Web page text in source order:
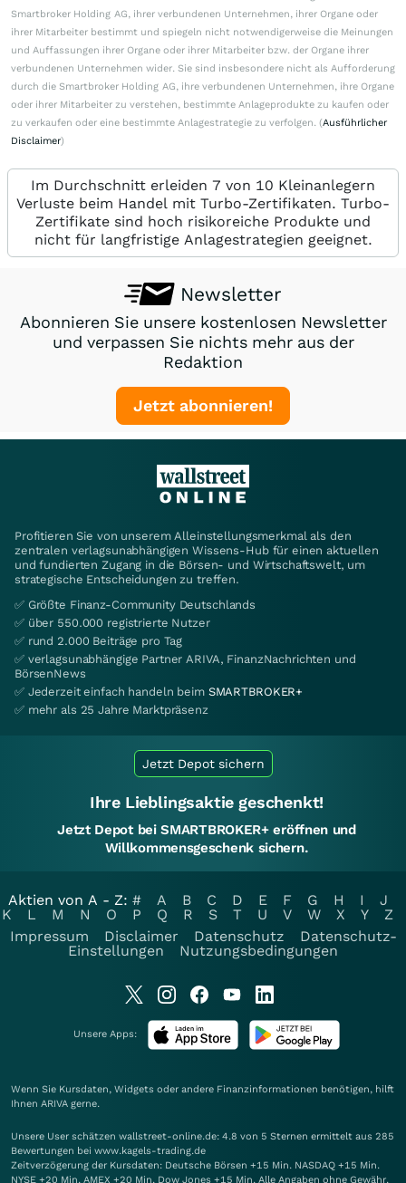
Smartbroker Holding AG, ihrer verbundenen Unternehmen, ihrer Organe oder
ihrer Mitarbeiter bestimmt und spiegeln nicht notwendigerweise die Meinungen
und Auffassungen ihrer Organe oder ihrer Mitarbeiter bzw. der Organe ihrer
verbundenen Unternehmen wider. Sie sind insbesondere nicht als Aufforderung
durch die Smartbroker Holding AG, ihre verbundenen Unternehmen, ihre Organe
oder ihrer Mitarbeiter zu verstehen, bestimmte Anlageprodukte zu kaufen oder
zu verkaufen oder eine bestimmte Anlagestrategie zu verfolgen. (Ausführlicher
Disclaimer)
Im Durchschnitt erleiden 7 von 10 Kleinanlegern
Verluste beim Handel mit Turbo-Zertifikaten. Turbo-
Zertifikate sind hoch risikoreiche Produkte und
nicht für langfristige Anlagestrategien geeignet.
Newsletter
Abonnieren Sie unsere kostenlosen Newsletter
und verpassen Sie nichts mehr aus der
Redaktion
Jetzt abonnieren!
Profitieren Sie von unserem Alleinstellungsmerkmal als den
zentralen verlagsunabhängigen Wissens-Hub für einen aktuellen
und fundierten Zugang in die Börsen- und Wirtschaftswelt, um
strategische Entscheidungen zu treffen.
✅ Größte Finanz-Community Deutschlands
✅ über 550.000 registrierte Nutzer
✅ rund 2.000 Beiträge pro Tag
✅ verlagsunabhängige Partner ARIVA, FinanzNachrichten und
BörsenNews
✅ Jederzeit einfach handeln beim SMARTBROKER+
✅ mehr als 25 Jahre Marktpräsenz
Jetzt Depot sichern
Ihre Lieblingsaktie geschenkt!
Jetzt Depot bei SMARTBROKER+ eröffnen und
Willkommensgeschenk sichern.
Aktien von A - Z: # A B C D E F G H I
J
K
L M N O P Q R S T U V W X Y
Z
Impressum
Disclaimer Datenschutz
Datenschutz-
Einstellungen
Nutzungsbedingungen
Unsere Apps:
Wenn Sie Kursdaten, Widgets oder andere Finanzinformationen benötigen, hilft
Ihnen ARIVA gerne.
Unsere User schätzen wallstreet-online.de: 4.8 von 5 Sternen ermittelt aus 285
Bewertungen bei www.kagels-trading.de
Zeitverzögerung der Kursdaten: Deutsche Börsen +15 Min. NASDAQ +15 Min.
NYSE +20 Min. AMEX +20 Min. Dow Jones +15 Min. Alle Angaben ohne Gewähr.